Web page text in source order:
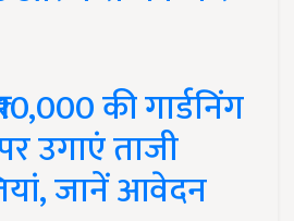
की गार्डनिंग
उगाएं ताजी
जानें आवेदन